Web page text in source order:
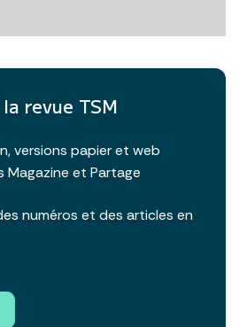
revue TSM
versions papier et web
Magazine et Partage
numéros et des articles en